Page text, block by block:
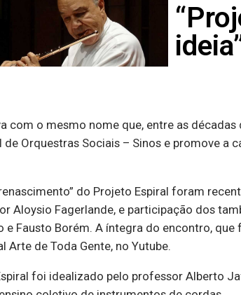
com o mesmo nome que, entre as
de Orquestras Sociais – Sinos e promove
do Projeto Espiral foram
Aloysio Fagerlande, e participação dos
Fausto Borém. A íntegra do encontro,
Arte de Toda Gente, no Yutube.
foi idealizado pelo professor Alberto